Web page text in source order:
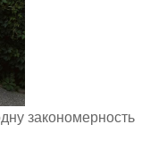
закономерность